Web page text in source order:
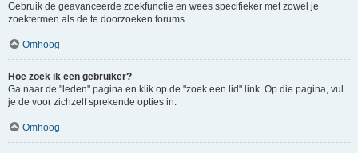
Gebruik de geavanceerde zoekfunctie en wees specifieker met zowel je
zoektermen als de te doorzoeken forums.
Omhoog
Hoe zoek ik een gebruiker?
Ga naar de "leden" pagina en klik op de "zoek een lid" link. Op die pagina, vul
je de voor zichzelf sprekende opties in.
Omhoog